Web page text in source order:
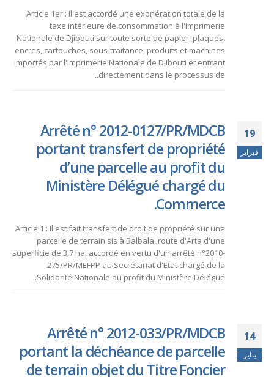
Article 1er : Il est accordé une exonération totale de la
taxe intérieure de consommation à l'Imprimerie
Nationale de Djibouti sur toute sorte de papier, plaques,
encres, cartouches, sous-traitance, produits et machines
importés par l'Imprimerie Nationale de Djibouti et entrant
directement dans le processus de...
19
فبراير
Arrêté n° 2012-0127/PR/MDCB
portant transfert de propriété
d’une parcelle au profit du
Ministère Délégué chargé du
Commerce.
Article 1 : Il est fait transfert de droit de propriété sur une
parcelle de terrain sis à Balbala, route d'Arta d'une
superficie de 3,7 ha, accordé en vertu d'un arrêté n°2010-
275/PR/MEFPP au Secrétariat d'Etat chargé de la
Solidarité Nationale au profit du Ministère Délégué...
14
يناير
Arrêté n° 2012-033/PR/MDCB
portant la déchéance de parcelle
de terrain objet du Titre Foncier